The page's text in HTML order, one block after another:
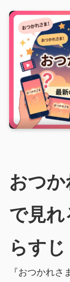
おつ
で見れ
らす
『おつかれ